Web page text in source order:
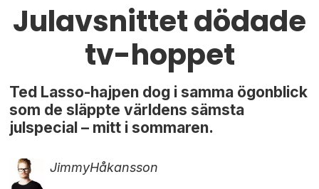
Julavsnittet dödade
tv-hoppet
Ted Lasso-hajpen dog i samma ögonblick
som de släppte världens sämsta
julspecial – mitt i sommaren.
JimmyHåkansson